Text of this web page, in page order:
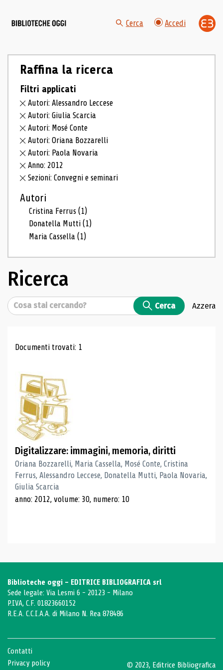
Cerca Accedi
Raffina la ricerca
Filtri applicati
Autori: Alessandro Leccese
Autori: Giulia Scarcia
Autori: Mosé Conte
Autori: Oriana Bozzarelli
Autori: Paola Novaria
Anno: 2012
Sezioni: Convegni e seminari
Autori
Cristina Ferrus(1)
Donatella Mutti(1)
Maria Cassella(1)
Ricerca
Cerca Cerca Azzera
Risultati di ricerca
Documenti trovati: 1
Digitalizzare: immagini, memoria, diritti
Oriana Bozzarelli, Maria Cassella, Mosé Conte, Cristina
Ferrus, Alessandro Leccese, Donatella Mutti, Paola Novaria,
Giulia Scarcia
anno: 2012, volume: 30, numero: 10
Biblioteche oggi - EDITRICE BIBLIOGRAFICA srl
Sede legale: Via Lesmi 6 - 20123 - Milano
P.IVA, C.F. 01823660152
R.E.A. C.C.I.A.A. di Milano N. Rea 878486
Contatti
Privacy policy
© 2023, Editrice Bibliografica